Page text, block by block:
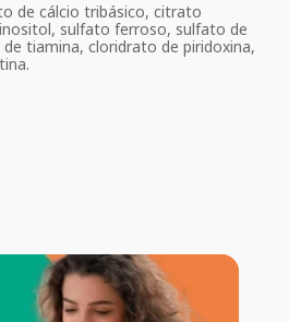
de cálcio tribásico, citrato
sulfato ferroso, sulfato de
tiamina, cloridrato de piridoxina,